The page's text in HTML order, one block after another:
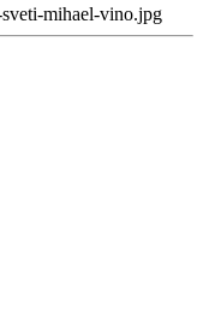
mihael-vino.jpg